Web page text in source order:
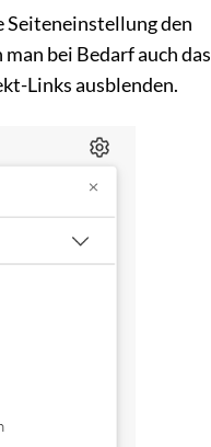
Seiteneinstellung den
bei Bedarf auch das
Links ausblenden.